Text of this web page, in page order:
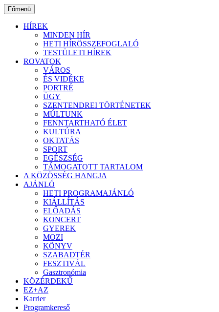
Ugrás
a
tartalomhoz
Főmenü
HÍREK
MINDEN HÍR
HETI HÍRÖSSZEFOGLALÓ
TESTÜLETI HÍREK
ROVATOK
VÁROS
ÉS VIDÉKE
PORTRÉ
ÜGY
SZENTENDREI TÖRTÉNETEK
MÚLTUNK
FENNTARTHATÓ ÉLET
KULTÚRA
OKTATÁS
SPORT
EGÉSZSÉG
TÁMOGATOTT TARTALOM
A KÖZÖSSÉG HANGJA
AJÁNLÓ
HETI PROGRAMAJÁNLÓ
KIÁLLÍTÁS
ELŐADÁS
KONCERT
GYEREK
MOZI
KÖNYV
SZABADTÉR
FESZTIVÁL
Gasztronómia
KÖZÉRDEKŰ
EZ+AZ
Karrier
Programkereső